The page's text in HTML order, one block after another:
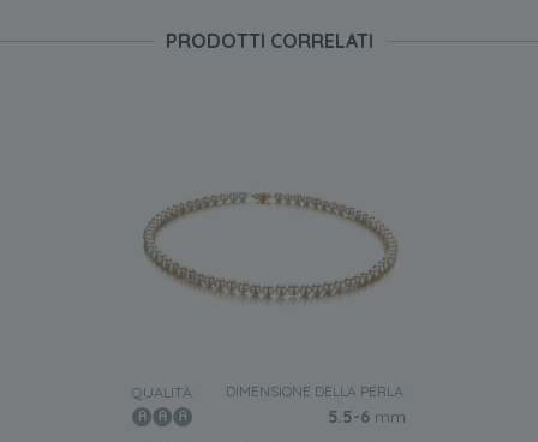
PRODOTTI CORRELATI
QUALITÀ: DIMENSIONE DELLA PERLA:
5.5-6 mm